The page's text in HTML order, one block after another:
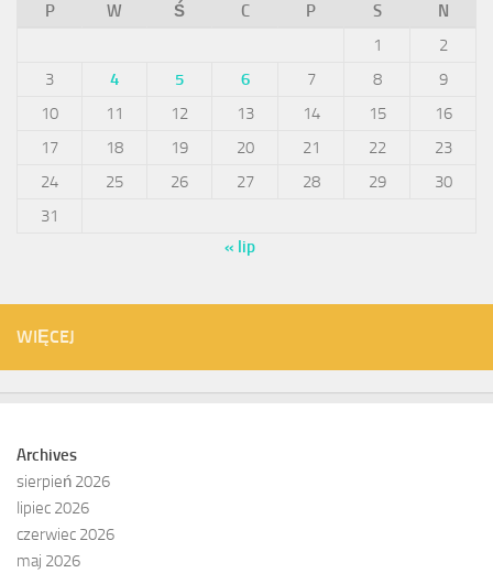
P
W Ś C P S
N
1
2
3
4 5 6 7 8
9
10
11 12 13 14 15
16
17
18 19 20 21 22
23
24
25 26 27 28 29
30
31
« lip
WIĘCEJ
Archives
sierpień 2026
lipiec 2026
czerwiec 2026
maj 2026